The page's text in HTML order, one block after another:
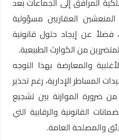
العقاريين مسؤولية
فضلاً عن إيجاد حلول قانونية
من الكوارث الطبيعية.
والمعارضة بهذا التوجه
المساطر الإدارية، رغم تحذير
ضرورة الموازنة بين تشجيع
القانونية والرقابية التي
والمصلحة العامة.